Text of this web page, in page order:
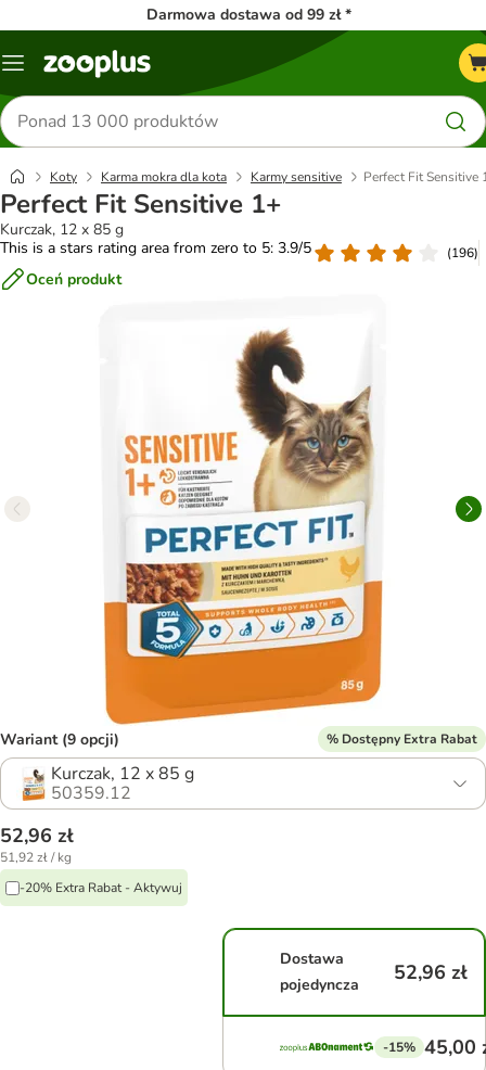
Darmowa dostawa od 99 zł *
Menu
Szukaj
produktów
Koty Karma mokra dla kota Karmy sensitive Perfect Fit Sensitive
Perfect Fit Sensitive 1+
Kurczak, 12 x 85 g
This is a stars rating area from zero to 5: 3.9/5
(196)
Oceń produkt
Wariant (9 opcji) % Dostępny Extra Rabat
Kurczak, 12 x 85 g
50359.12
52,96 zł
51,92 zł / kg
-20% Extra Rabat - Aktywuj
Dostawa
pojedyncza
52,96 zł
-15% 45,00